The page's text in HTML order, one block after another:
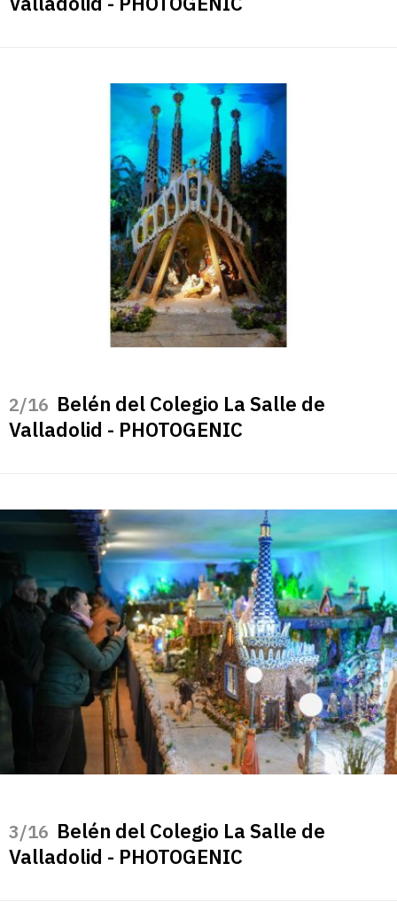
/16 Belén del Colegio La Salle de
Valladolid - PHOTOGENIC
/16 Belén del Colegio La Salle de
Valladolid - PHOTOGENIC